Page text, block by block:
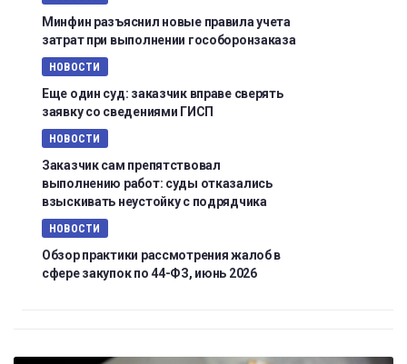
Минфин разъяснил новые правила учета
затрат при выполнении гособоронзаказа
НОВОСТИ
Еще один суд: заказчик вправе сверять
заявку со сведениями ГИСП
НОВОСТИ
Заказчик сам препятствовал
выполнению работ: суды отказались
взыскивать неустойку с подрядчика
НОВОСТИ
Обзор практики рассмотрения жалоб в
сфере закупок по 44-ФЗ, июнь 2026